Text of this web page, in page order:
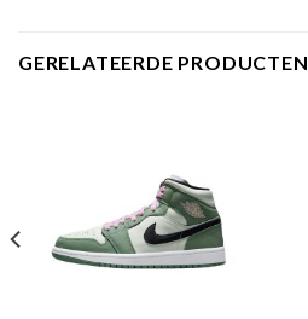
GERELATEERDE PRODUCTEN